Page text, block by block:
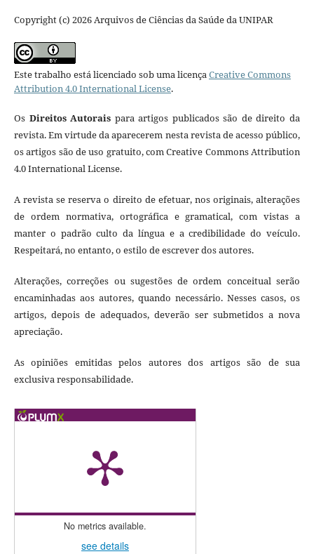
Copyright (c) 2026 Arquivos de Ciências da Saúde da UNIPAR
Este trabalho está licenciado sob uma licençaCreative Commons
Attribution 4.0 International License.
Os Direitos Autorais para artigos publicados são de direito da
revista. Em virtude da aparecerem nesta revista de acesso público,
os artigos são de uso gratuito, com Creative Commons Attribution
4.0 International License.
A revista se reserva o direito de efetuar, nos originais, alterações
de ordem normativa, ortográfica e gramatical, com vistas a
manter o padrão culto da língua e a credibilidade do veículo.
Respeitará, no entanto, o estilo de escrever dos autores.
Alterações, correções ou sugestões de ordem conceitual serão
encaminhadas aos autores, quando necessário. Nesses casos, os
artigos, depois de adequados, deverão ser submetidos a nova
apreciação.
As opiniões emitidas pelos autores dos artigos são de sua
exclusiva responsabilidade.
No metrics available.
see details